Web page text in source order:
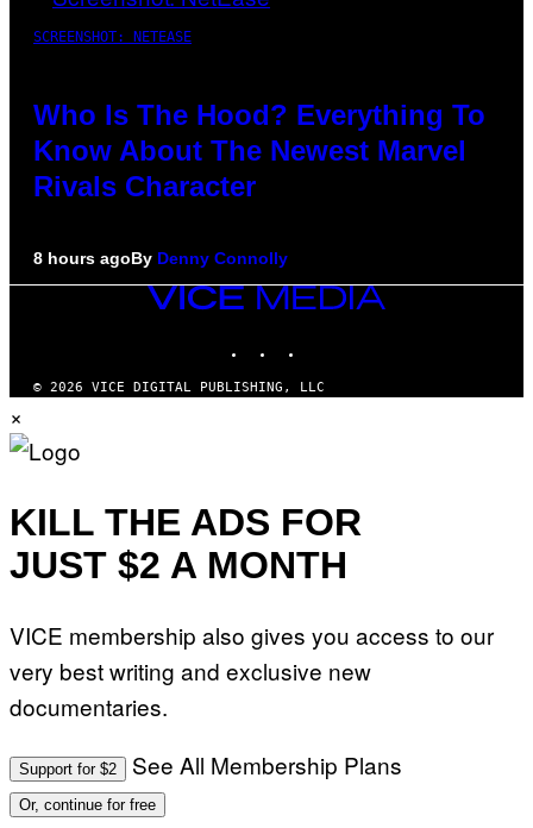
SCREENSHOT: NETEASE
Who Is The Hood? Everything To
Know About The Newest Marvel
Rivals Character
8 hours agoBy Denny Connolly
VICE
© 2026 VICE DIGITAL PUBLISHING, LLC
×
KILL THE ADS FOR
JUST $2 A MONTH
VICE membership also gives you access to our
very best writing and exclusive new
documentaries.
Support for $2 See All Membership Plans
Or, continue for free